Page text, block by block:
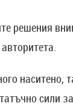
решения
наситено,
сили